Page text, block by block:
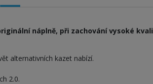
náplně, při zachování vysoké
alternativních kazet nabízí.
2.0.